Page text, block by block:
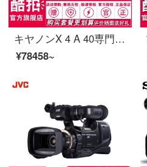
キヤノンX 4 A 40専門ハイビジョンデジタルカメラ4 K UHD手持ち式撮影一体機赤外夜摂X 4 40カメラ出荷時配置/本体。
¥78458~